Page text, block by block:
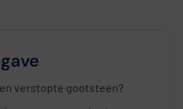
verstopte gootsteen?